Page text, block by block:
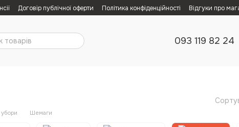
Договір публічної оферти Політика конфіденційності Відгуки про
093 119 82 24
убори Шемаги